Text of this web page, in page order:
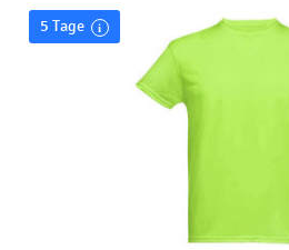
5 Tage